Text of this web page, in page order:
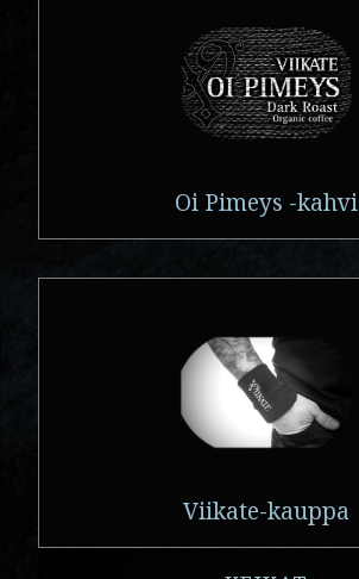
Oi Pimeys -kahvi
Viikate-kauppa